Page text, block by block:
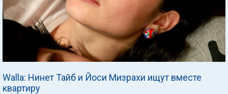
Walla: Нинет Тайб и Йоси Мизрахи ищут вместе
квартиру